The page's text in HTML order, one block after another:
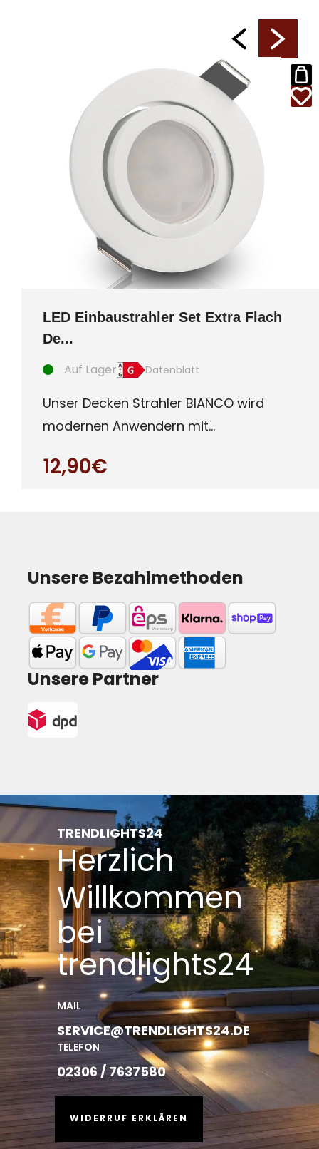
LED Einbaustrahler Set Extra Flach
De...
Auf Lager Datenblatt
Unser Decken Strahler BIANCO wird
modernen Anwendern mit
flaches (c
12,90€
Unsere Bezahlmethoden
Unsere Partner
TRENDLIGHTS24
Herzlich
Willkommen
bei
trendlights24
MAIL
SERVICE@TRENDLIGHTS24.DE
TELEFON
02306 / 7637580
WIDERRUF ERKLÄREN